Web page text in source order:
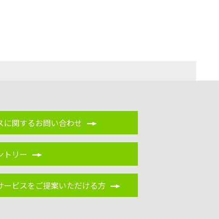
に関するお問い合わせ
トリー
ービスをご提案いただける方